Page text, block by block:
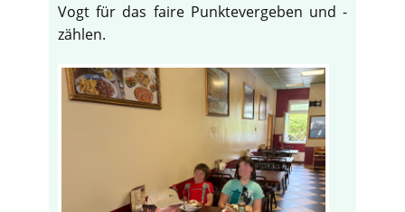
Vogt für das faire Punktevergeben und -
zählen.